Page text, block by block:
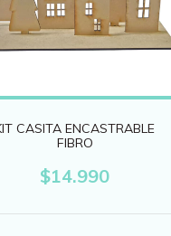
CASITA ENCASTRABLE
FIBRO
$14.990